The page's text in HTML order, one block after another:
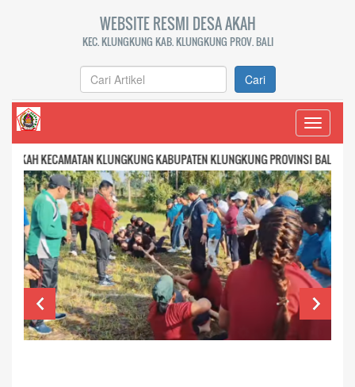
WEBSITE RESMI DESA AKAH
KEC. KLUNGKUNG KAB. KLUNGKUNG PROV. BALI
Cari
Toggle
KLUNGKUNG KABUPATEN KLUNGKUNG PROVINSI BALI